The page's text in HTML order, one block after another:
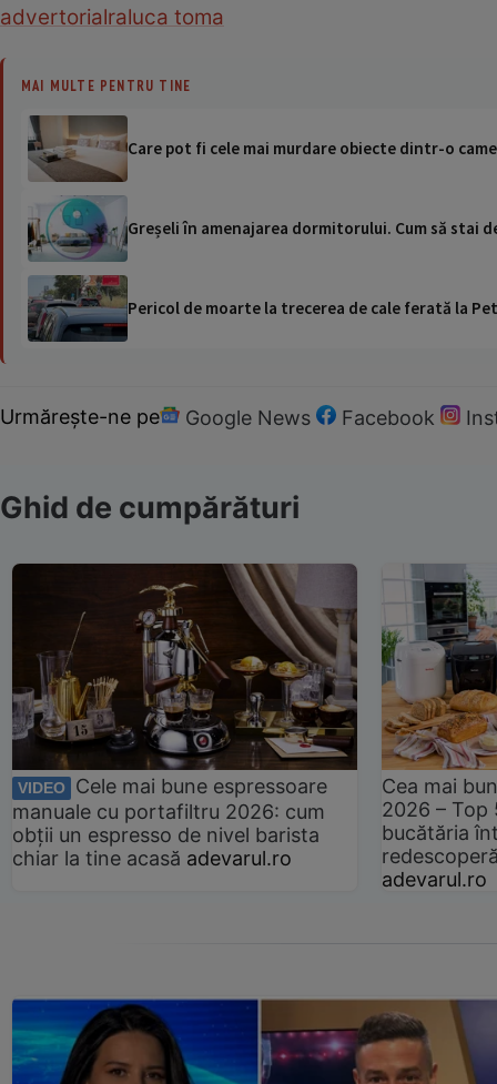
advertorialraluca toma
MAI MULTE PENTRU TINE
Care pot fi cele mai murdare obiecte dintr-o
Greșeli în amenajarea dormitorului. Cum să
Pericol de moarte la trecerea de cale ferată la
Urmărește-ne pe Google News Facebook
Ghid de cumpărături
VIDEO
Cele mai bune espressoare
manuale cu portafiltru 2026: cum
obții un espresso de nivel barista
chiar la tine acasă adevarul.ro
Cea mai
2026 –
bucătăria
adevarul.ro